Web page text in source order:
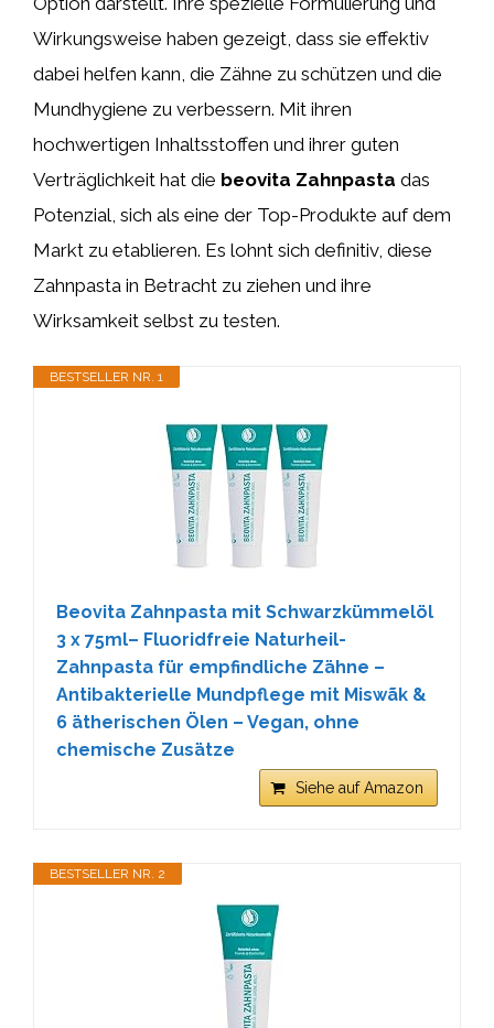
Wirkungsweise haben gezeigt, dass sie effektiv
dabei helfen kann, die Zähne zu schützen und die
Mundhygiene zu verbessern. Mit ihren
hochwertigen Inhaltsstoffen und ihrer guten
Verträglichkeit hat die beovita Zahnpasta das
Potenzial, sich als eine der Top-Produkte auf dem
Markt zu etablieren. Es lohnt sich definitiv, diese
Zahnpasta in Betracht zu ziehen und ihre
Wirksamkeit selbst zu testen.
BESTSELLER NR. 1
Beovita Zahnpasta mit Schwarzkümmelöl
3 x 75ml– Fluoridfreie Naturheil-
Zahnpasta für empfindliche Zähne –
Antibakterielle Mundpflege mit Miswãk &
6 ätherischen Ölen – Vegan, ohne
chemische Zusätze
Siehe auf Amazon
BESTSELLER NR. 2